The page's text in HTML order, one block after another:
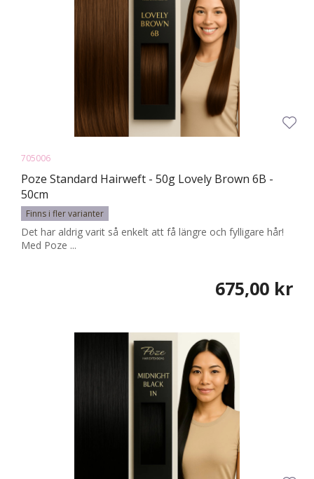
705006
Poze Standard Hairweft - 50g Lovely Brown 6B -
50cm
Finns i fler varianter
Det har aldrig varit så enkelt att få längre och fylligare hår!
Med Poze ...
675,00 kr